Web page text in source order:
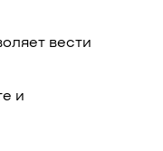
вести
и